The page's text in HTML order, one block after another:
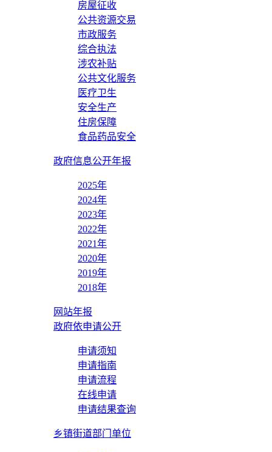
房屋征收
公共资源交易
市政服务
综合执法
涉农补贴
公共文化服务
医疗卫生
安全生产
住房保障
食品药品安全
政府信息公开年报
2025年
2024年
2023年
2022年
2021年
2020年
2019年
2018年
网站年报
政府依申请公开
申请须知
申请指南
申请流程
在线申请
申请结果查询
乡镇街道部门单位